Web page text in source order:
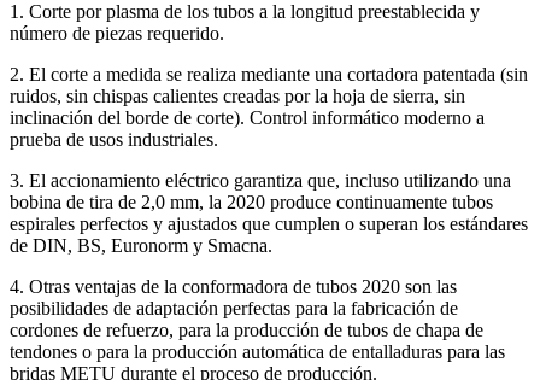
1. Corte por plasma de los tubos a la longitud preestablecida y
número de piezas requerido.
2. El corte a medida se realiza mediante una cortadora patentada (sin
ruidos, sin chispas calientes creadas por la hoja de sierra, sin
inclinación del borde de corte). Control informático moderno a
prueba de usos industriales.
3. El accionamiento eléctrico garantiza que, incluso utilizando una
bobina de tira de 2,0 mm, la 2020 produce continuamente tubos
espirales perfectos y ajustados que cumplen o superan los estándares
de DIN, BS, Euronorm y Smacna.
4. Otras ventajas de la conformadora de tubos 2020 son las
posibilidades de adaptación perfectas para la fabricación de
cordones de refuerzo, para la producción de tubos de chapa de
tendones o para la producción automática de entalladuras para las
bridas METU durante el proceso de producción.